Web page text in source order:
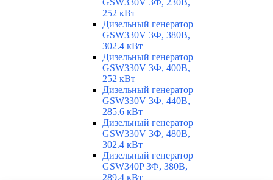
GSW330V 3Ф, 230В,
252 кВт
Дизельный генератор
GSW330V 3Ф, 380В,
302.4 кВт
Дизельный генератор
GSW330V 3Ф, 400В,
252 кВт
Дизельный генератор
GSW330V 3Ф, 440В,
285.6 кВт
Дизельный генератор
GSW330V 3Ф, 480В,
302.4 кВт
Дизельный генератор
GSW340P 3Ф, 380В,
289.4 кВт